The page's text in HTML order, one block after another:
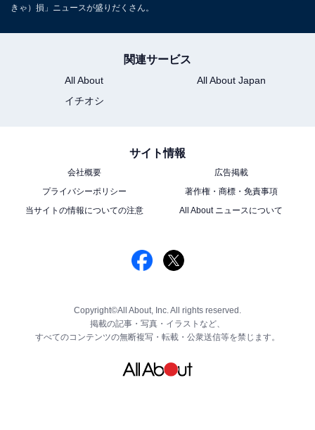
きゃ）損」ニュースが盛りだくさん。
関連サービス
All About
All About Japan
イチオシ
サイト情報
会社概要
広告掲載
プライバシーポリシー
著作権・商標・免責事項
当サイトの情報についての注意
All About ニュースについて
Copyright©All About, Inc. All rights reserved.
掲載の記事・写真・イラストなど、
すべてのコンテンツの無断複写・転載・公衆送信等を禁じます。